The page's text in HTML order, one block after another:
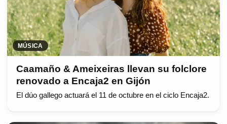
MÚSICA
Caamaño & Ameixeiras llevan su folclore
renovado a Encaja2 en Gijón
El dúo gallego actuará el 11 de octubre en el ciclo Encaja2.